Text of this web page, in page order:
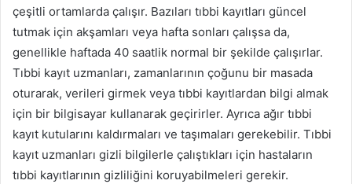
çeşitli ortamlarda çalışır. Bazıları tıbbi kayıtları güncel
tutmak için akşamları veya hafta sonları çalışsa da,
genellikle haftada 40 saatlik normal bir şekilde çalışırlar.
Tıbbi kayıt uzmanları, zamanlarının çoğunu bir masada
oturarak, verileri girmek veya tıbbi kayıtlardan bilgi almak
için bir bilgisayar kullanarak geçirirler. Ayrıca ağır tıbbi
kayıt kutularını kaldırmaları ve taşımaları gerekebilir. Tıbbi
kayıt uzmanları gizli bilgilerle çalıştıkları için hastaların
tıbbi kayıtlarının gizliliğini koruyabilmeleri gerekir.